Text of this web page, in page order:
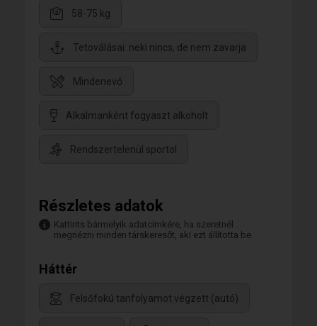
58-75 kg
Tetoválásai: neki nincs, de nem zavarja
Mindenevő
Alkalmanként fogyaszt alkoholt
Rendszertelenül sportol
Részletes adatok
Kattints bármelyik adatcímkére, ha szeretnél
megnézni minden társkeresőt, aki ezt állította be.
Háttér
Felsőfokú tanfolyamot végzett (autó)